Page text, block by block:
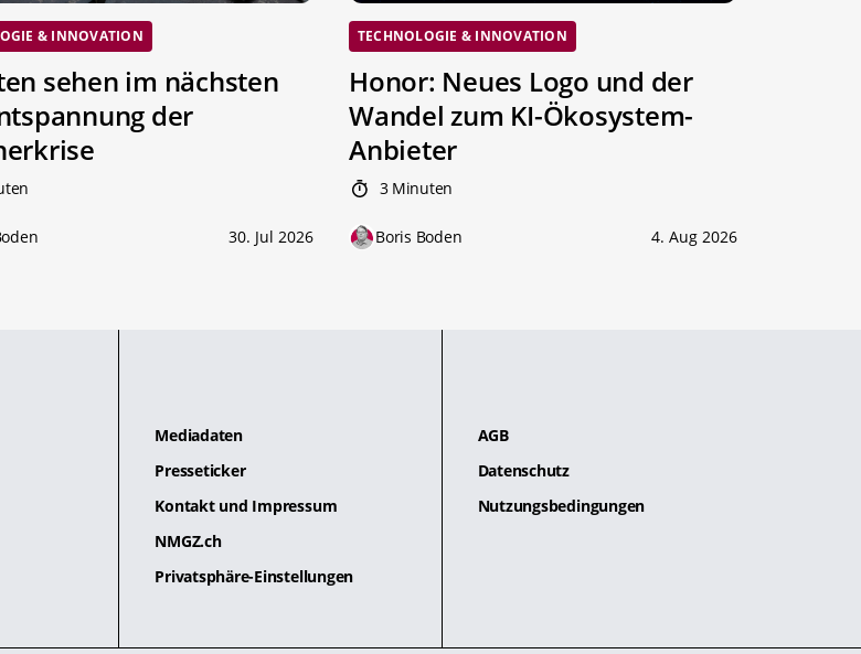
& INNOVATION
sehen im nächsten
der
30. Jul 2026
TECHNOLOGIE & INNOVATION
Honor: Neues Logo und der
Wandel zum KI-Ökosystem-
Anbieter
3 Minuten
Boris Boden 4. Aug 2026
Mediadaten
Presseticker
Kontakt und Impressum
NMGZ.ch
Privatsphäre-Einstellungen
AGB
Datenschutz
Nutzungsbedingungen